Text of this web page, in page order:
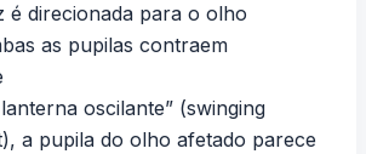
é direcionada para o olho
as pupilas contraem
oscilante” (swinging
a pupila do olho afetado parece